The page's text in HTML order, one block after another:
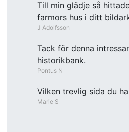
Till min glädje så
farmors hus i ditt
J Adolfsson
Tack för denna
historikbank.
Pontus N
Vilken trevlig sida du
Marie S